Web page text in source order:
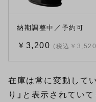
納期調整中／予約可
￥3,200 (税込￥
在庫は常に変動して
り」と表示されてい